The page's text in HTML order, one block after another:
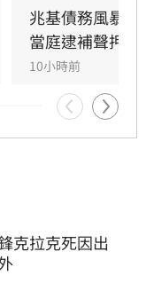
兆基債務風暴
當庭逮補聲押禁
10小時前
克拉克死因出